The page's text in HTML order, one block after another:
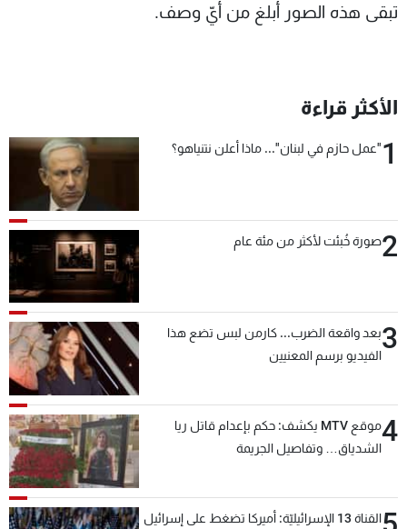
تبقى هذه الصور أبلغ من أيّ وصف.
الأكثر قراءة
1"عمل حازم في لبنان"... ماذا أعلن نتنياهو؟
2صورة خُبئت لأكثر من مئة عام
3بعد واقعة الضرب... كارمن لبس تضع هذا
الفيديو برسم المعنيين
4
موقع MTV يكشف: حكم بإعدام قاتل ريا
الشدياق… وتفاصيل الجريمة
القناة 13 الإسرائيليّة: أميركا تضغط على إسرائيل